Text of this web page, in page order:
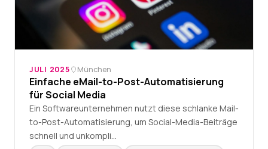
JULI 2025 München
Einfache eMail-to-Post-Automatisierung
für Social Media
Ein Softwareunternehmen nutzt diese schlanke Mail-
to-Post-Automatisierung, um Social-Media-Beiträge
schnell und unkompli…